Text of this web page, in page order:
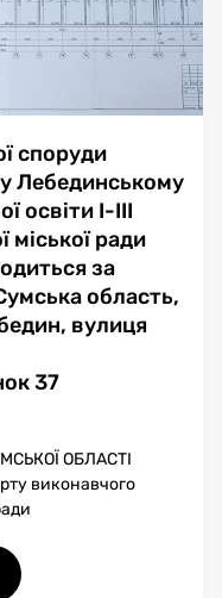
споруди
Лебединському
освіти І-ІІІ
ради
за
область,
вулиця
37
ОБЛАСТІ
виконавчого